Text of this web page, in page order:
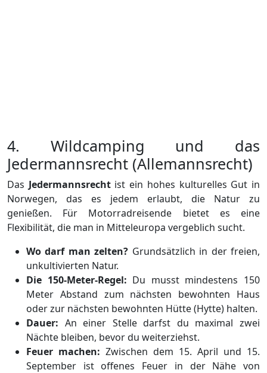
4. Wildcamping und das
Jedermannsrecht (Allemannsrecht)
Das Jedermannsrechtist ein hohes kulturelles Gut in
Norwegen, das es jedem erlaubt, die Natur zu
genießen. Für Motorradreisende bietet es eine
Flexibilität, die man in Mitteleuropa vergeblich sucht.
Wo darf man zelten? Grundsätzlich in der freien,
unkultivierten Natur.
Die 150-Meter-Regel: Du musst mindestens 150
Meter Abstand zum nächsten bewohnten Haus
oder zur nächsten bewohnten Hütte (Hytte) halten.
Dauer: An einer Stelle darfst du maximal zwei
Nächte bleiben, bevor du weiterziehst.
Feuer machen: Zwischen dem 15. April und 15.
September ist offenes Feuer in der Nähe von